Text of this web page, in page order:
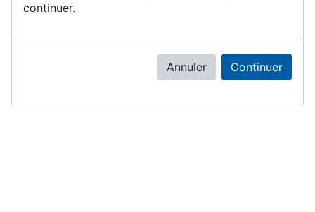
continuer.
Annuler Continuer